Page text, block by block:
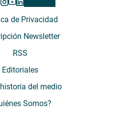
de Privacidad
Newsletter
RSS
Editoriales
del medio
Somos?